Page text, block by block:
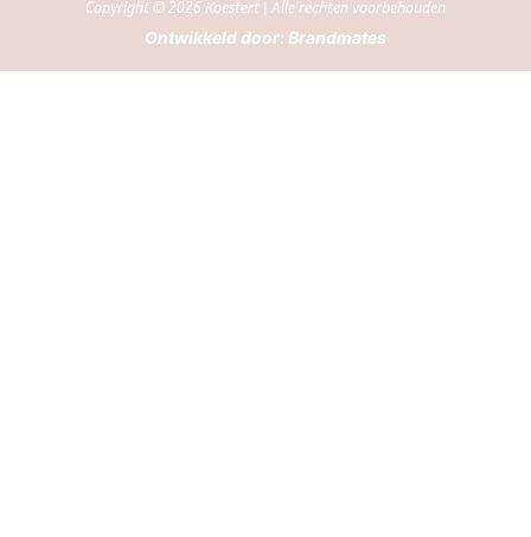
Copyright © 2026 Koestert | Alle rechten voorbehouden
Ontwikkeld door: Brandmates